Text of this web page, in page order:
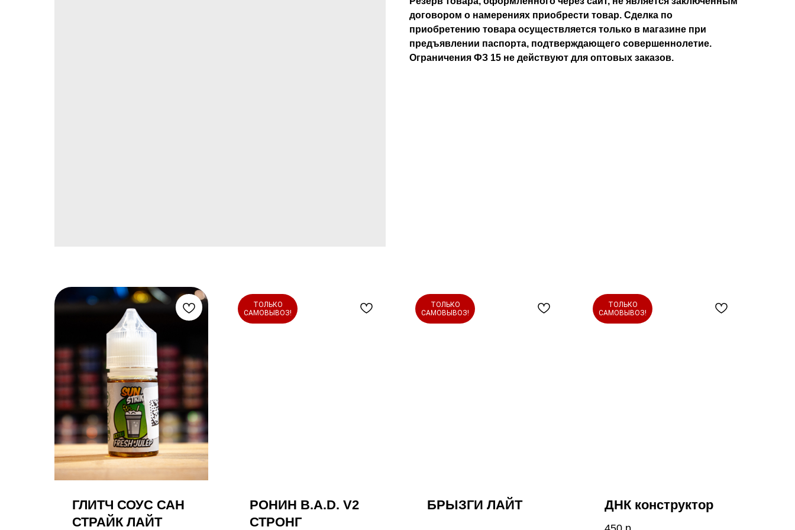
договором о намерениях приобрести товар. Сделка по
приобретению товара осуществляется только в магазине при
предъявлении паспорта, подтверждающего совершеннолетие.
Ограничения ФЗ 15 не действуют для оптовых заказов.
ГЛИТЧ СОУС САН
СТРАЙК ЛАЙТ
ТОЛЬКО
САМОВЫВОЗ!
РОНИН B.A.D. V2
СТРОНГ
ТОЛЬКО
САМОВЫВОЗ!
БРЫЗГИ ЛАЙТ
ТОЛЬКО
САМОВЫВОЗ!
ДНК конструктор